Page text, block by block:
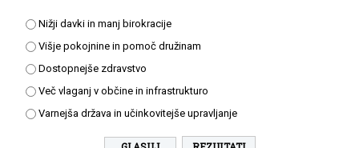
Nižji davki in manj birokracije
Višje pokojnine in pomoč družinam
Dostopnejše zdravstvo
Več vlaganj v občine in infrastrukturo
Varnejša država in učinkovitejše upravljanje